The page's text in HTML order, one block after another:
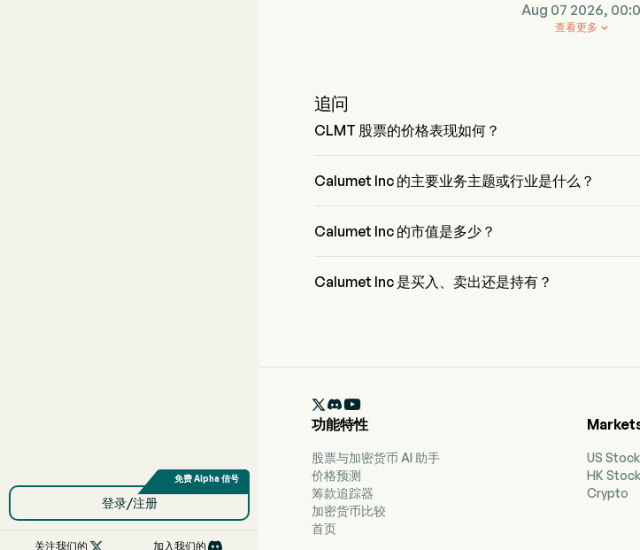
登录/注册
关注我们的  加入我们的
Aug 07 2026,

查看更多
追问
CLMT 股票的价格表现如何？
Calumet Inc 的主要业务主题或行业是什么？
Calumet Inc 的市值是多少？
Calumet Inc 是买入、卖出还是持有？

功能特性
股票与加密货币 AI 助手
价格预测
筹款追踪器
加密货币比较
首页
US
HK
Crypto